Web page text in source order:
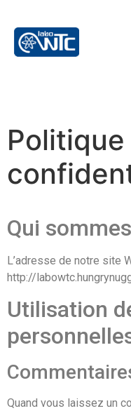
Politique
Qui
L’adresse de notre site
http://
Utilisation
Quand vous laissez un